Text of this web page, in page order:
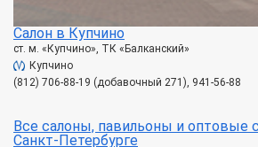
Салон в Купчино
ст. м. «Купчино», ТК «Балканский»
Купчино
(812) 706-88-19 (добавочный 271), 941-56-88
Все салоны, павильоны и оптовые
Санкт-Петербурге